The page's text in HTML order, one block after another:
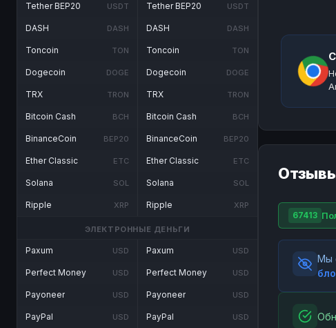
Tether BEP20 USDT
DASH DASH
Toncoin TON
Dogecoin DOGE
TRX TRON
Bitcoin Cash BCH
BinanceCoin BEP20
Ether Classic ETC
Solana SOL
Ripple XRP
Tether BEP20 USDT
DASH DASH
Toncoin TON
Dogecoin DOGE
TRX TRON
Bitcoin Cash BCH
BinanceCoin BEP20
Ether Classic ETC
Solana SOL
Ripple XRP
ЭЛЕКТРОННЫЕ ДЕНЬГИ
Paxum USD
Perfect Money USD
Payoneer USD
PayPal USD
Paxum USD
Perfect Money USD
Payoneer USD
PayPal USD
67413
Мы